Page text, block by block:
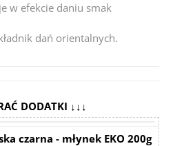
w efekcie daniu smak
dań orientalnych.
DODATKI ↓↓↓
czarna - młynek EKO 200g